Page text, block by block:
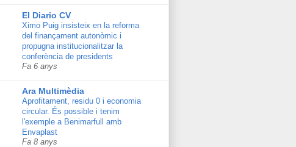
El Diario CV
Ximo Puig insisteix en la reforma
del finançament autonòmic i
propugna institucionalitzar la
conferència de presidents
Fa 6 anys
Ara Multimèdia
Aprofitament, residu 0 i economia
circular. És possible i tenim
l'exemple a Benimarfull amb
Envaplast
Fa 8 anys